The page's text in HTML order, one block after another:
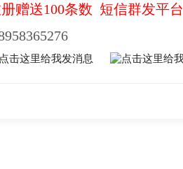
赠送100条数 短信群发平台